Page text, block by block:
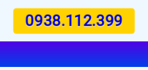
0938.112.399